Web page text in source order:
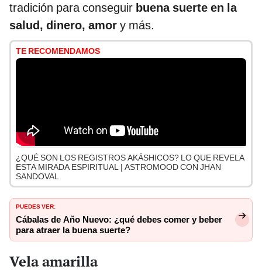
tradición para conseguir buena suerte en la
salud, dinero, amor y más.
TE RECOMENDAMOS
¿QUÉ SON LOS REGISTROS AKÁSHICOS? LO QUE REVELA
ESTA MIRADA ESPIRITUAL | ASTROMOOD CON JHAN
SANDOVAL
PUEDES VER:
Cábalas de Año Nuevo: ¿qué debes comer y beber
para atraer la buena suerte?
Vela amarilla